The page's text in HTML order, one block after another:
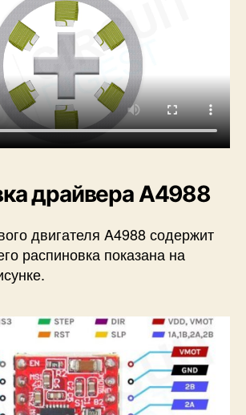
драйвера A4988
двигателя A4988 содержит
распиновка показана на